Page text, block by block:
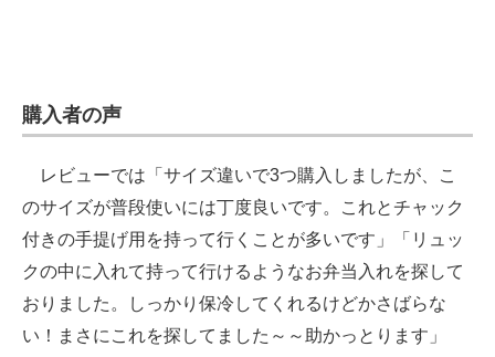
購入者の声
レビューでは「サイズ違いで3つ購入しましたが、こ
のサイズが普段使いには丁度良いです。これとチャック
付きの手提げ用を持って行くことが多いです」「リュッ
クの中に入れて持って行けるようなお弁当入れを探して
おりました。しっかり保冷してくれるけどかさばらな
い！まさにこれを探してました～～助かっとります」